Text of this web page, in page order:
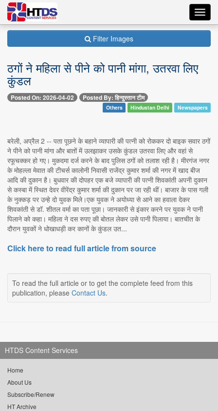
Filter Images
ठगों ने महिला से पीने को पानी मांगा, उतरवा लिए
कुंडल
Posted On: 2026-04-02 Posted By: हिन्दुस्तान टीम
Others Hindustan Delhi Newspapers
बरेली, अप्रैल 2 -- पता पूछने के बहाने व्यापारी की पत्नी को रोककर दो बाइक सवार ठगों
ने पीने को पानी मांगा और बातों में उलझाकर उसके कुंडल उतरवा लिए और वहां से
रफूचक्कर हो गए। मुकदमा दर्ज करने के बाद पुलिस ठगों को तलाश रही है। मीरगंज नगर
के मोहल्ला मेवात की टीचर्स कालोनी निवासी राजेंद्र कुमार शर्मा की नगर में खाद बीज
आदि की दुकान है। बुधवार की दोपहर एक बजे व्यापारी की पत्नी शिवकांती अपनी दुकान
से कस्बा में स्थित देवर वीरेंद्र कुमार शर्मा की दुकान पर जा रही थीं। बाजार के पास गली
के नुक्कड़ पर उन्हे दो युवक मिले।एक युवक ने अयोध्या से आने का हवाला देकर
शिवकांती से डॉ. शीतल वर्मा का पता पूछा। जानकारी से इंकार करने पर युवक ने पानी
पिलाने को कहा। महिला ने दस रुपए की बोतल लेकर उसे पानी पिलाया। बातचीत के
दौरान युवकों ने धोखाधड़ी कर कानों के कुंडल उत...
Click here to read full article from source
To read the full article or to get the complete feed from this
publication, please Contact Us.
HTDS Content Services
Home
About Us
Subscribe/Renew
HT Archive